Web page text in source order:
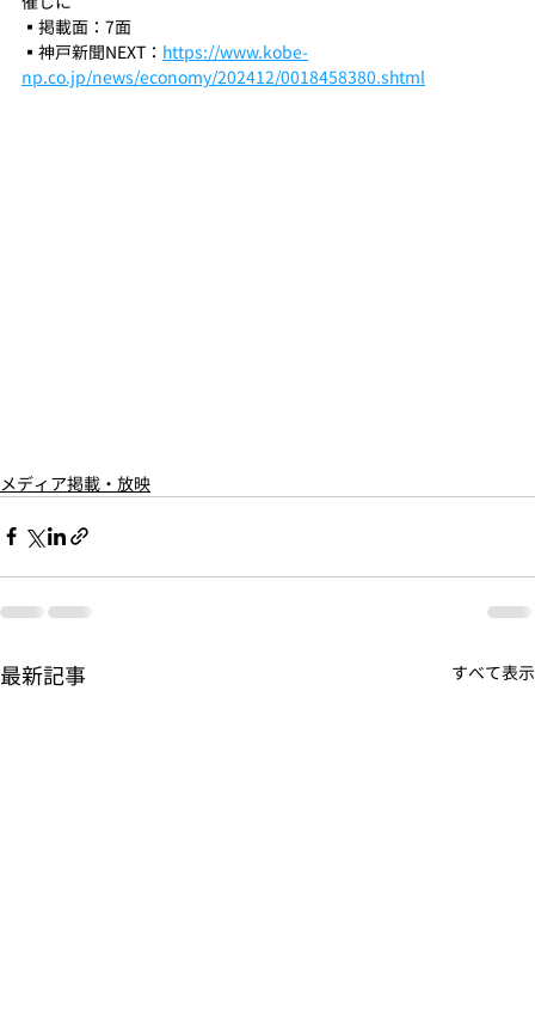
▪️掲載面：7面
▪️神戸新聞NEXT： https://www.kobe-
np.co.jp/news/economy/202412/0018458380.shtml
メディア掲載・放映
最新記事 すべて表示